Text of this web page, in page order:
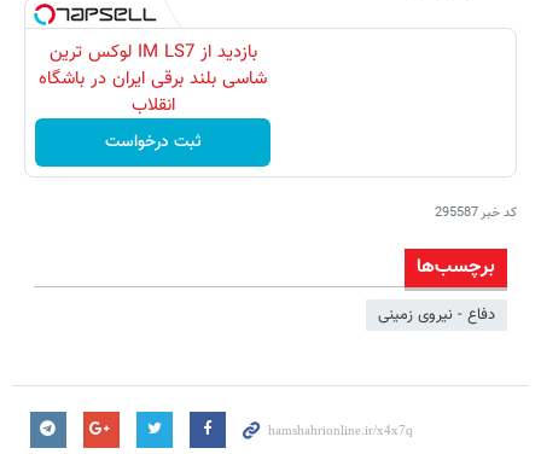
بازدید از IM LS7 لوکس ترین
شاسی بلند برقی ایران در باشگاه
انقلاب
ثبت درخواست
کد خبر295587
برچسب‌ها
دفاع - نیروی زمینی